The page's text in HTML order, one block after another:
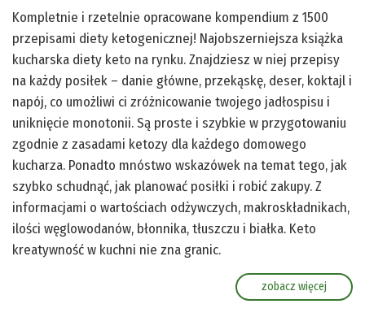
Kompletnie i rzetelnie opracowane kompendium z 1500
przepisami diety ketogenicznej! Najobszerniejsza książka
kucharska diety keto na rynku. Znajdziesz w niej przepisy
na każdy posiłek – danie główne, przekąskę, deser, koktajl i
napój, co umożliwi ci zróżnicowanie twojego jadłospisu i
uniknięcie monotonii. Są proste i szybkie w przygotowaniu
zgodnie z zasadami ketozy dla każdego domowego
kucharza. Ponadto mnóstwo wskazówek na temat tego, jak
szybko schudnąć, jak planować posiłki i robić zakupy. Z
informacjami o wartościach odżywczych, makroskładnikach,
ilości węglowodanów, błonnika, tłuszczu i białka. Keto
kreatywność w kuchni nie zna granic.
zobacz więcej